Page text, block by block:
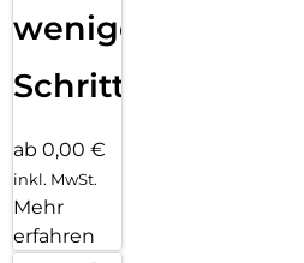
wenigen
Schritten
ab 0,00 €
inkl. MwSt.
Mehr
erfahren